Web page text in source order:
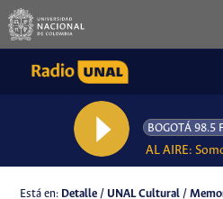
AL AIRE:
Está en: Detalle / UNAL Cultural /